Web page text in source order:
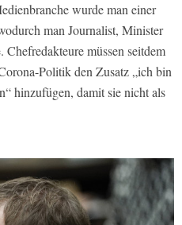
wurde man einer
man Journalist, Minister
müssen seitdem
Politik den Zusatz „ich bin
hinzufügen, damit sie nicht als